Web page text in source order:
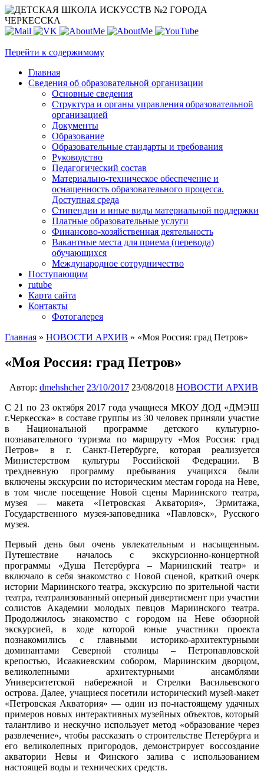
Перейти к содержимому
Главная
Сведения об образовательной организации
Основные сведения
Структура и органы управления образовательной
организацией
Документы
Образование
Образовательные стандарты и требования
Руководство
Педагогический состав
Материально-техническое обеспечение и
оснащенность образовательного процесса.
Доступная среда
Стипендии и иные виды материальной поддержки
Платные образовательные услуги
Финансово-хозяйственная деятельность
Вакантные места для приема (перевода)
обучающихся
Международное сотрудничество
Поступающим
rutube
Карта сайта
Контакты
Фотогалерея
Главная » НОВОСТИ АРХИВ » «Моя Россия: град Петров»
«Моя Россия: град Петров»
Автор: dmehshcher 23/10/2017 23/08/2018 НОВОСТИ АРХИВ
С 21 по 23 октября 2017 года учащиеся МКОУ ДОД «ДМЭШ
г.Черкесска» в составе группы из 30 человек приняли участие
в Национальной программе детского культурно-
познавательного туризма по маршруту «Моя Россия: град
Петров» в г. Санкт-Петербурге, которая реализуется
Министерством культуры Российской Федерации. В
трехдневную программу пребывания учащихся были
включены экскурсии по историческим местам города на Неве,
в том числе посещение Новой сцены Мариинского театра,
музея — макета «Петровская Акватория», Эрмитажа,
Государственного музея-заповедника «Павловск», Русского
музея.
Первый день был очень увлекательным и насыщенным.
Путешествие началось с экскурсионно-концертной
программы «Душа Петербурга – Мариинский театр» и
включало в себя знакомство с Новой сценой, краткий очерк
истории Мариинского театра, экскурсию по зрительной части
театра, театрализованный оперный дивертисмент при участии
солистов Академии молодых певцов Мариинского театра.
Продолжилось знакомство с городом на Неве обзорной
экскурсией, в ходе которой юные участники проекта
познакомились с главными историко-архитектурными
доминантами Северной столицы – Петропавловской
крепостью, Исаакиевским собором, Мариинским дворцом,
великолепными архитектурными ансамблями
Университетской набережной и Стрелки Васильевского
острова. Далее, учащиеся посетили исторический музей-макет
«Петровская Акватория» — один из по-настоящему удачных
примеров новых интерактивных музейных объектов, который
талантливо и нескучно использует метод «образование через
развлечение», чтобы рассказать о строительстве Петербурга и
его великолепных пригородов, демонстрирует воссоздание
акватории Невы и Финского залива с использованием
настоящей воды и технических средств.